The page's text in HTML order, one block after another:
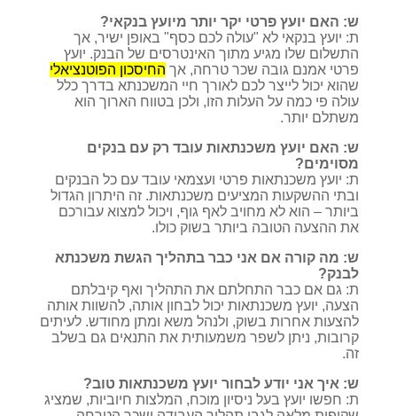
ש: האם יועץ פרטי יקר יותר מיועץ בנקאי?
ת: יועץ בנקאי לא "עולה לכם כסף" באופן ישיר, אך
התשלום שלו מגיע מתוך האינטרסים של הבנק. יועץ
פרטי אמנם גובה שכר טרחה, אך החיסכון הפוטנציאלי
שהוא יכול לייצר לכם לאורך חיי המשכנתא בדרך כלל
עולה פי כמה על העלות הזו, ולכן בטווח הארוך הוא
משתלם יותר.
ש: האם יועץ משכנתאות עובד רק עם בנקים
מסוימים?
ת: יועץ משכנתאות פרטי ועצמאי עובד עם כל הבנקים
ובתי ההשקעות המציעים משכנתאות. זה היתרון הגדול
ביותר – הוא לא מחויב לאף גוף, ויכול למצוא עבורכם
את ההצעה הטובה ביותר בשוק כולו.
ש: מה קורה אם אני כבר בתהליך הגשת משכנתא
לבנק?
ת: גם אם כבר התחלתם את התהליך ואף קיבלתם
הצעה, יועץ משכנתאות יכול לבחון אותה, להשוות אותה
להצעות אחרות בשוק, ולנהל משא ומתן מחודש. לעיתים
קרובות, ניתן לשפר משמעותית את התנאים גם בשלב
זה.
ש: איך אני יודע לבחור יועץ משכנתאות טוב?
ת: חפשו יועץ בעל ניסיון מוכח, המלצות חיוביות, שמציג